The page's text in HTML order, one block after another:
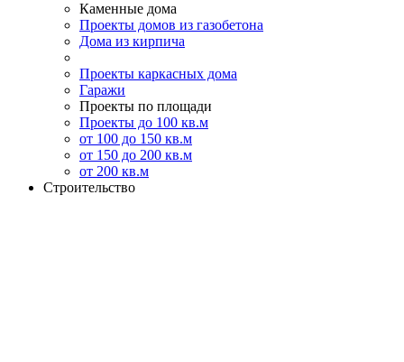
Каменные дома
Проекты домов из газобетона
Дома из кирпича
Проекты каркасных дома
Гаражи
Проекты по площади
Проекты до 100 кв.м
от 100 до 150 кв.м
от 150 до 200 кв.м
от 200 кв.м
Строительство